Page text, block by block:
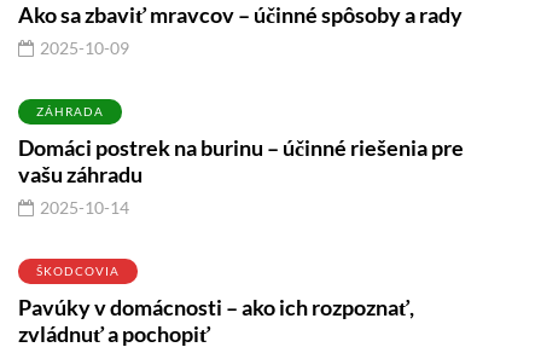
Ako sa zbaviť mravcov – účinné spôsoby a rady
2025-10-09
ZÁHRADA
Domáci postrek na burinu – účinné riešenia pre
vašu záhradu
2025-10-14
ŠKODCOVIA
Pavúky v domácnosti – ako ich rozpoznať,
zvládnuť a pochopiť